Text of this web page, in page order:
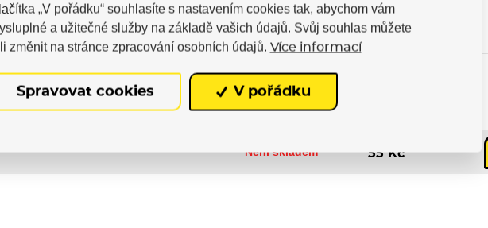
Není skladem 55 Kč
„V pořádku“ souhlasíte s nastavením cookies tak, abychom vám
a užitečné služby na základě vašich údajů. Svůj souhlas můžete
změnit na stránce zpracování osobních údajů. Více informací
Spravovat cookies V pořádku